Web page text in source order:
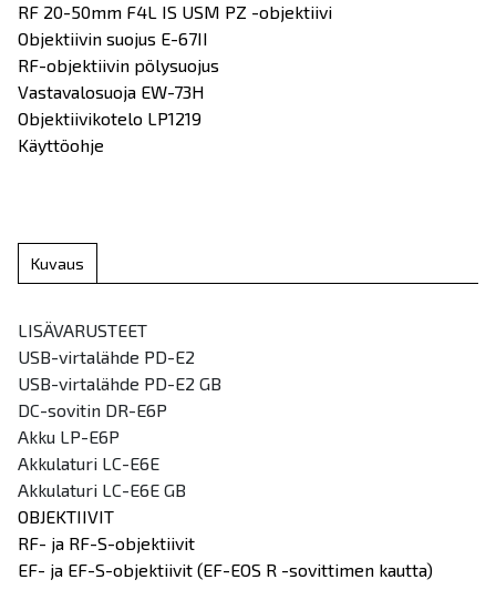
RF 20-50mm F4L IS USM PZ -objektiivi
Objektiivin suojus E-67II
RF-objektiivin pölysuojus
Vastavalosuoja EW-73H
Objektiivikotelo LP1219
Käyttöohje
Kuvaus
LISÄVARUSTEET
USB-virtalähde PD-E2
USB-virtalähde PD-E2 GB
DC-sovitin DR-E6P
Akku LP-E6P
Akkulaturi LC-E6E
Akkulaturi LC-E6E GB
OBJEKTIIVIT
RF- ja RF-S-objektiivit
EF- ja EF-S-objektiivit (EF-EOS R -sovittimen kautta)